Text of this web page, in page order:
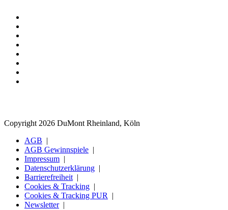
Copyright 2026 DuMont Rheinland, Köln
AGB
AGB Gewinnspiele
Impressum
Datenschutzerklärung
Barrierefreiheit
Cookies & Tracking
Cookies & Tracking PUR
Newsletter